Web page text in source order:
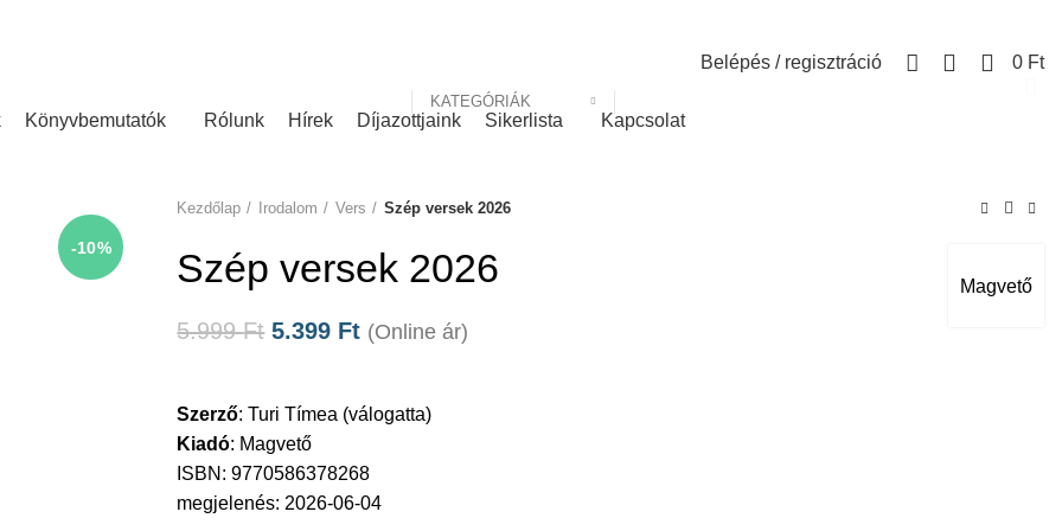
KATEGÓRIÁK
Belépés / regisztráció 0 Ft
Könyvbemutatók Rólunk Hírek Díjazottjaink Sikerlista Kapcsolat
-10%
Kezdőlap Irodalom Vers Szép versek 2026
Magvető
Szép versek 2026
5.999Ft 5.399 Ft (Online ár)
Szerző:Turi Tímea (válogatta)
Kiadó: Magvető
ISBN: 9770586378268
megjelenés: 2026-06-04